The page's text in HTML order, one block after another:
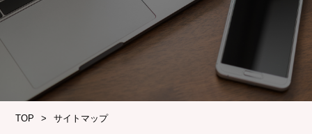
TOP サイトマップ